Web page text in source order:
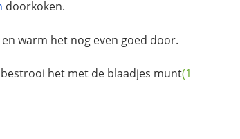
doorkoken.
en warm het nog even goed door.
het met de blaadjes munt(1